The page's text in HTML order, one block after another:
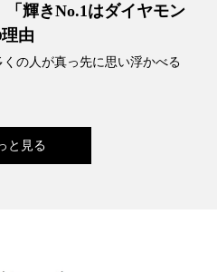
輝きNo.1はダイヤモン
由
の人が真っ先に思い浮かべる
と見る